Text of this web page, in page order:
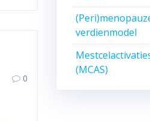
0
verdienmodel
(MCAS)